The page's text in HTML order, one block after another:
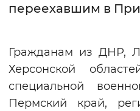
Монохромный
переехавшим в
Гражданам из ДНР,
Херсонской
специальной
Пермский край,